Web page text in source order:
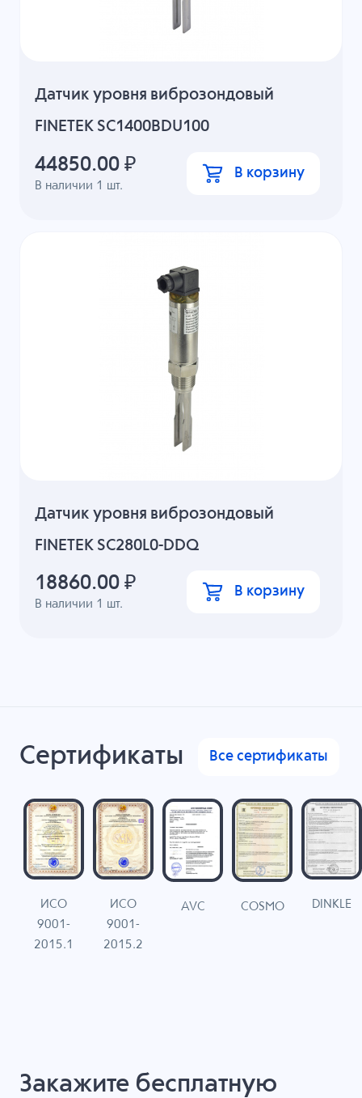
Датчик уровня виброзондовый
FINETEK SC1400BDU100
В наличии 1 шт.
44850.00 ₽ В корзину
Датчик уровня виброзондовый
FINETEK SC280L0-DDQ
В наличии 1 шт.
18860.00 ₽ В корзину
Сертификаты Все сертификаты
ИСО
9001-
2015.1
ИСО
9001-
2015.2
AVC COSMO DINKLE
Закажите бесплатную